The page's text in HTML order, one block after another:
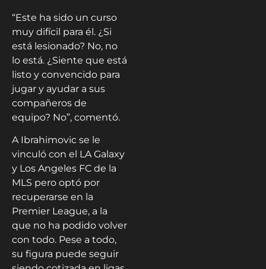
“Este ha sido un curso
muy difícil para él. ¿Si
está lesionado? No, no
lo está. ¿Siente que está
listo y convencido para
jugar y ayudar a sus
compañeros de
equipo? No”, comentó.
A Ibrahimovic se le
vinculó con el LA Galaxy
y Los Angeles FC de la
MLS pero optó por
recuperarse en la
Premier League, a la
que no ha podido volver
con todo. Pese a todo,
su figura puede seguir